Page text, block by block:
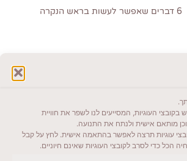
העוגיות, המסייעים לנו לשפר את חוויית
מותאם אישית ולנתח את התנועה.
עוגיות תרצה לאפשר בהתאמה אישית. לחץ על קבל
הכל כדי לסרב לקובצי העוגיות שאינם חיוניים.
6 דברים שאפשר לעשות בראש הנקרה